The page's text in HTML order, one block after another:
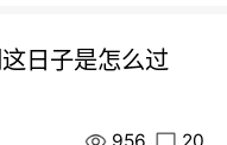
日子是怎么过